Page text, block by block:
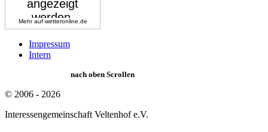
Mehr auf wetteronline.de
Impressum
Intern
nach oben Scrollen
© 2006 - 2026
Interessengemeinschaft Veltenhof e.V.